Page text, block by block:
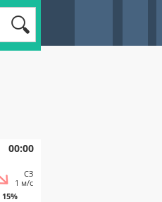
00:00
СЗ
1 м/с
15%